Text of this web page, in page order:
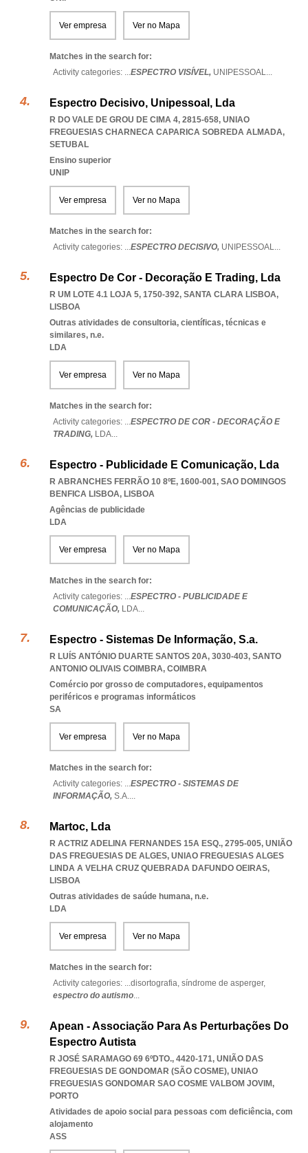
Ver empresa Ver no Mapa
Matches in the search for:
Activity categories: ...ESPECTRO VISÍVEL, UNIPESSOAL...
Espectro Decisivo, Unipessoal, Lda
R DO VALE DE GROU DE CIMA 4, 2815-658, UNIAO
FREGUESIAS CHARNECA CAPARICA SOBREDA ALMADA,
SETUBAL
Ensino superior
UNIP
Ver empresa Ver no Mapa
Matches in the search for:
Activity categories: ...ESPECTRO DECISIVO, UNIPESSOAL...
Espectro De Cor - Decoração E Trading, Lda
R UM LOTE 4.1 LOJA 5, 1750-392, SANTA CLARA LISBOA,
LISBOA
Outras atividades de consultoria, científicas, técnicas e
similares, n.e.
LDA
Ver empresa Ver no Mapa
Matches in the search for:
Activity categories: ...ESPECTRO DE COR - DECORAÇÃO E
TRADING, LDA...
Espectro - Publicidade E Comunicação, Lda
R ABRANCHES FERRÃO 10 8ºE, 1600-001, SAO DOMINGOS
BENFICA LISBOA, LISBOA
Agências de publicidade
LDA
Ver empresa Ver no Mapa
Matches in the search for:
Activity categories: ...ESPECTRO - PUBLICIDADE E
COMUNICAÇÃO, LDA...
Espectro - Sistemas De Informação, S.a.
R LUÍS ANTÓNIO DUARTE SANTOS 20A, 3030-403, SANTO
ANTONIO OLIVAIS COIMBRA, COIMBRA
Comércio por grosso de computadores, equipamentos
periféricos e programas informáticos
SA
Ver empresa Ver no Mapa
Matches in the search for:
Activity categories: ...ESPECTRO - SISTEMAS DE
INFORMAÇÃO, S.A....
Martoc, Lda
R ACTRIZ ADELINA FERNANDES 15A ESQ., 2795-005, UNIÃO
DAS FREGUESIAS DE ALGES, UNIAO FREGUESIAS ALGES
LINDA A VELHA CRUZ QUEBRADA DAFUNDO OEIRAS,
LISBOA
Outras atividades de saúde humana, n.e.
LDA
Ver empresa Ver no Mapa
Matches in the search for:
Activity categories: ...disortografia, síndrome de asperger,
espectro do autismo...
Apean - Associação Para As Perturbações Do
Espectro Autista
R JOSÉ SARAMAGO 69 6ºDTO., 4420-171, UNIÃO DAS
FREGUESIAS DE GONDOMAR (SÃO COSME), UNIAO
FREGUESIAS GONDOMAR SAO COSME VALBOM JOVIM,
PORTO
Atividades de apoio social para pessoas com deficiência, com
alojamento
ASS